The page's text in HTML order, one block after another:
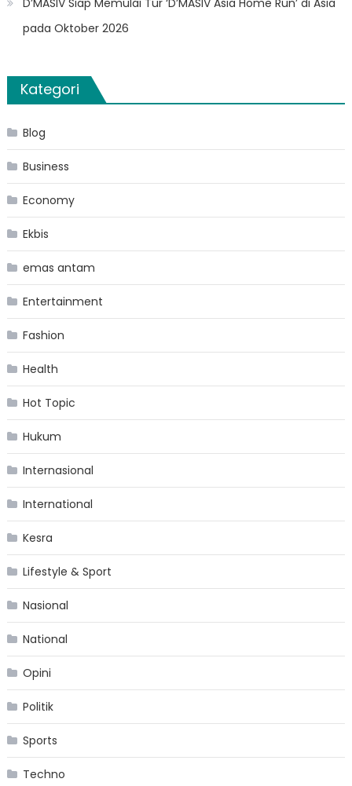
D’MASIV Siap Memulai Tur ‘D’MASIV Asia Home Run’ di Asia
pada Oktober 2026
Kategori
Blog
Business
Economy
Ekbis
emas antam
Entertainment
Fashion
Health
Hot Topic
Hukum
Internasional
International
Kesra
Lifestyle & Sport
Nasional
National
Opini
Politik
Sports
Techno